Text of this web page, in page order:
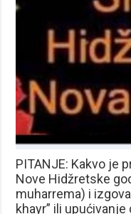
PITANJE: Kakvo je
Nove Hidžretske
muharrema) i
khayr” ili